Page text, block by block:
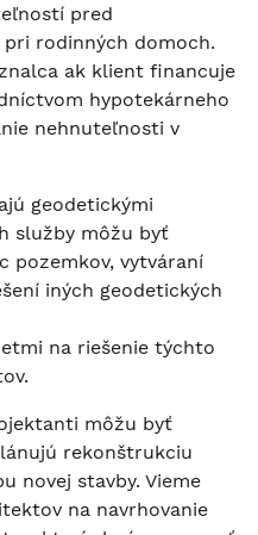
pred
pri rodinných domoch.
ak klient financuje
hypotekárneho
nehnuteľnosti v
geodetickými
služby môžu byť
pozemkov, vytváraní
iných geodetických
i na riešenie týchto
môžu byť
rekonštrukciu
novej stavby. Vieme
na navrhovanie